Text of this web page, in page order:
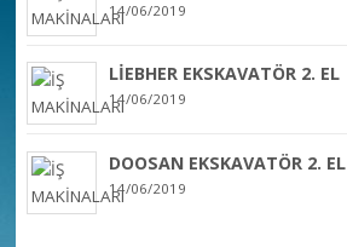
14/06/2019
LİEBHER EKSKAVATÖR 2. EL
14/06/2019
DOOSAN EKSKAVATÖR 2. EL
14/06/2019